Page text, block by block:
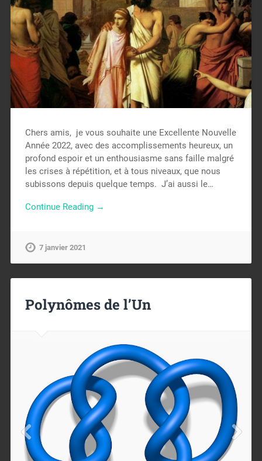
Chers amis, je vous souhaite une Excellente Nouvelle
Année 2022, avec des accomplissements heureux, un
profond espoir et un enthousiasme sans faille malgré
les crises à répétition, et à tous niveaux, que nous
subissons depuis quelque temps. J’ai aussi le…
Continue Reading →
7 janvier 2021
Polynômes de l’Un